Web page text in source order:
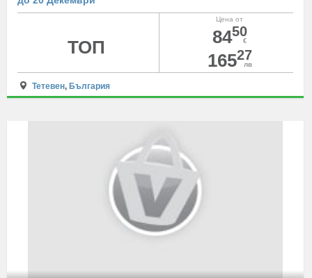
Цена от
8450
€
16527
лв
ТОП
Тетевен, България